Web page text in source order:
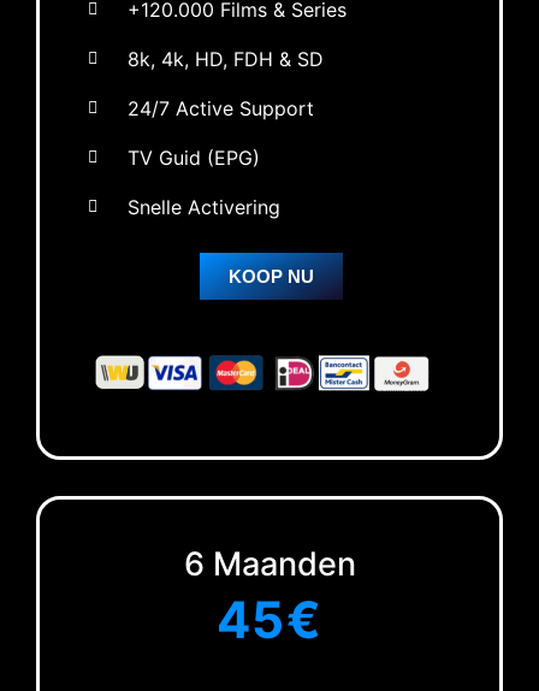
+120.000 Films & Series
8k, 4k, HD, FDH & SD
24/7 Active Support
TV Guid (EPG)
Snelle Activering
KOOP NU
6 Maanden
45€